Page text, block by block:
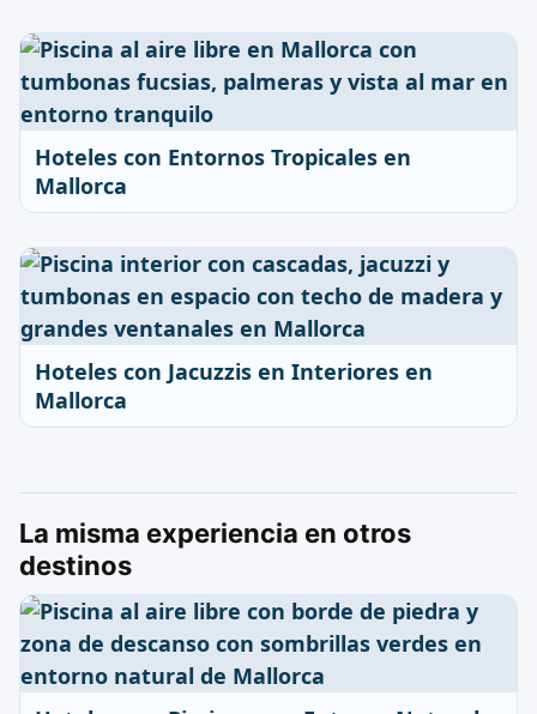
Hoteles con Entornos Tropicales en
Mallorca
Hoteles con Jacuzzis en Interiores en
Mallorca
La misma experiencia en otros
destinos